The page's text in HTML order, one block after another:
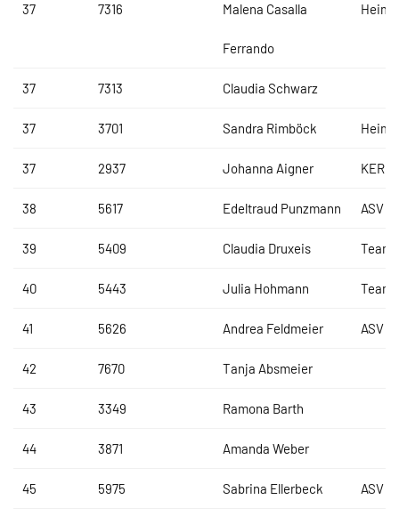
37 7316 Malena Casalla
Ferrando
37 7313 Claudia Schwarz
37 3701 Sandra Rimböck
37 2937 Johanna Aigner
38 5617 Edeltraud Punzmann ASV
39 5409 Claudia Druxeis Team
40 5443 Julia Hohmann Team
41 5626 Andrea Feldmeier ASV
42 7670 Tanja Absmeier
43 3349 Ramona Barth
44 3871 Amanda Weber
45 5975 Sabrina Ellerbeck ASV